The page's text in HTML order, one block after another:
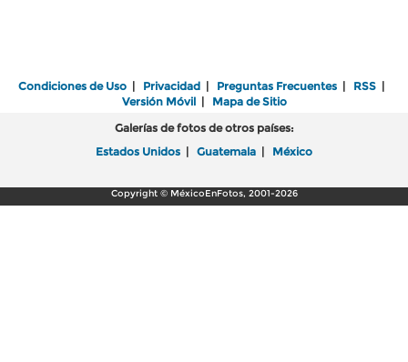
Condiciones de Uso | Privacidad | Preguntas Frecuentes | RSS |
Versión Móvil| Mapa de Sitio
Galerías de fotos de otros países:
Estados Unidos | Guatemala | México
Copyright © MéxicoEnFotos, 2001-2026